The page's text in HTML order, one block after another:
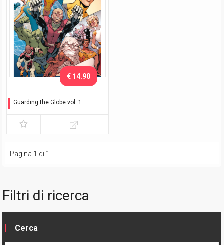
Guarding the Globe vol. 1
€ 14.90
Pagina 1 di 1
Filtri di ricerca
Cerca